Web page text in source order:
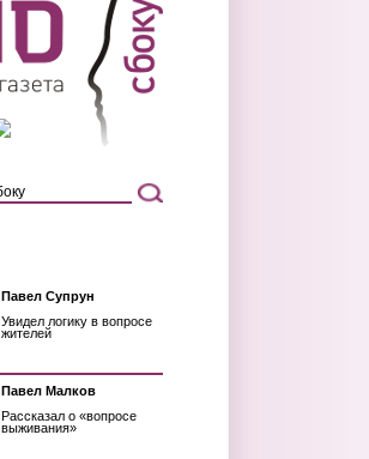
Павел Супрун
Увидел логику в вопросе
жителей
Павел Малков
Рассказал о «вопросе
выживания»